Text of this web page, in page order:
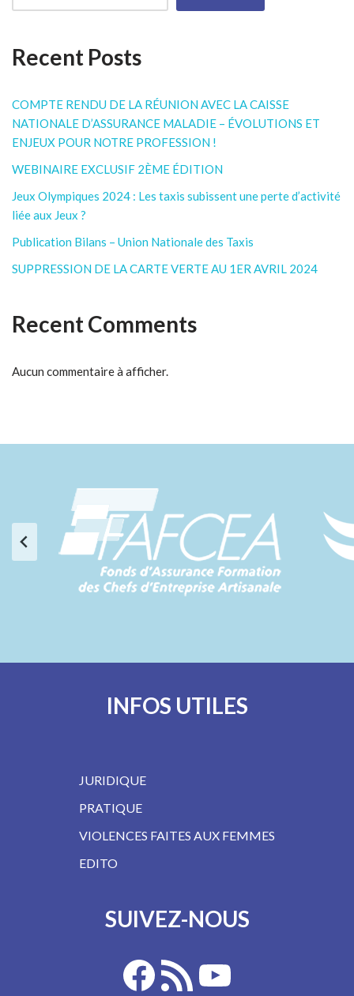
Recent Posts
COMPTE RENDU DE LA RÉUNION AVEC LA CAISSE
NATIONALE D’ASSURANCE MALADIE – ÉVOLUTIONS ET
ENJEUX POUR NOTRE PROFESSION !
WEBINAIRE EXCLUSIF 2ÈME ÉDITION
Jeux Olympiques 2024 : Les taxis subissent une perte d’activité
liée aux Jeux ?
Publication Bilans – Union Nationale des Taxis
SUPPRESSION DE LA CARTE VERTE AU 1ER AVRIL 2024
Recent Comments
Aucun commentaire à afficher.
INFOS UTILES
JURIDIQUE
PRATIQUE
VIOLENCES FAITES AUX FEMMES
EDITO
SUIVEZ-NOUS